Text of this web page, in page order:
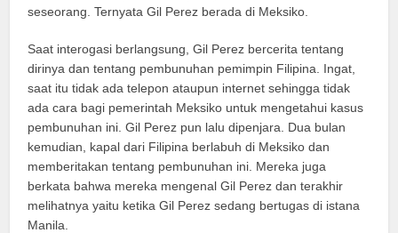
seseorang. Ternyata Gil Perez berada di Meksiko.
Saat interogasi berlangsung, Gil Perez bercerita tentang
dirinya dan tentang pembunuhan pemimpin Filipina. Ingat,
saat itu tidak ada telepon ataupun internet sehingga tidak
ada cara bagi pemerintah Meksiko untuk mengetahui kasus
pembunuhan ini. Gil Perez pun lalu dipenjara. Dua bulan
kemudian, kapal dari Filipina berlabuh di Meksiko dan
memberitakan tentang pembunuhan ini. Mereka juga
berkata bahwa mereka mengenal Gil Perez dan terakhir
melihatnya yaitu ketika Gil Perez sedang bertugas di istana
Manila.